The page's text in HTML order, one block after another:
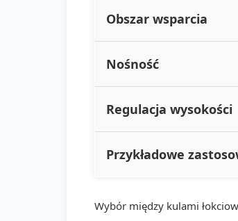
Obszar wsparcia
Nośność
Regulacja wysokości
Przykładowe
Wybór między kulami